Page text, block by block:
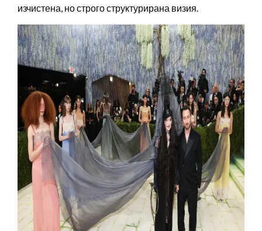
изчистена, но строго структурирана визия.